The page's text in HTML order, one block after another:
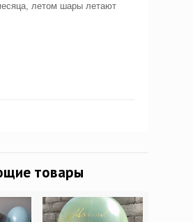
летом шары летают
товары